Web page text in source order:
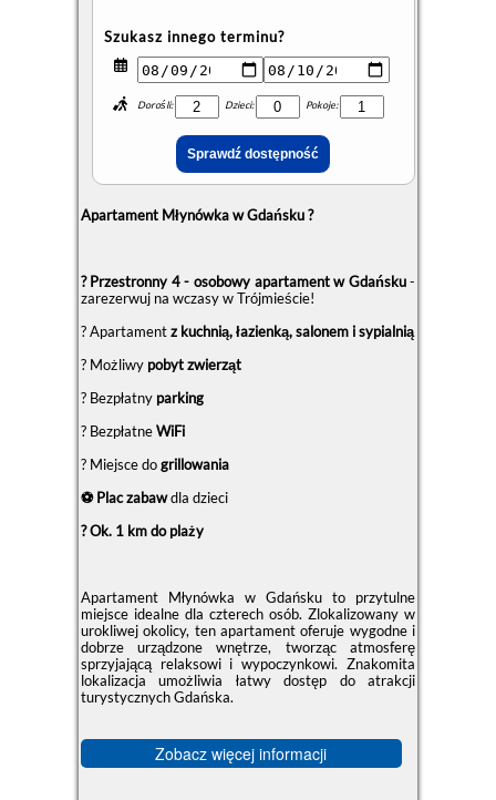
Szukasz innego terminu?
Dorośli: Dzieci: Pokoje:
Apartament Młynówka w Gdańsku ?
? Przestronny 4 - osobowy apartament w Gdańsku-
zarezerwuj na wczasy w Trójmieście!
? Apartamentz kuchnią, łazienką, salonem i sypialnią
? Możliwypobyt zwierząt
?️ Bezpłatnyparking
? BezpłatneWiFi
? Miejsce dogrillowania
⚽ Plac zabawdla dzieci
? Ok. 1 km do plaży
Apartament Młynówka w Gdańsku to przytulne
miejsce idealne dla czterech osób. Zlokalizowany w
urokliwej okolicy, ten apartament oferuje wygodne i
dobrze urządzone wnętrze, tworząc atmosferę
sprzyjającą relaksowi i wypoczynkowi. Znakomita
lokalizacja umożliwia łatwy dostęp do atrakcji
turystycznych Gdańska.
Zobacz więcej informacji